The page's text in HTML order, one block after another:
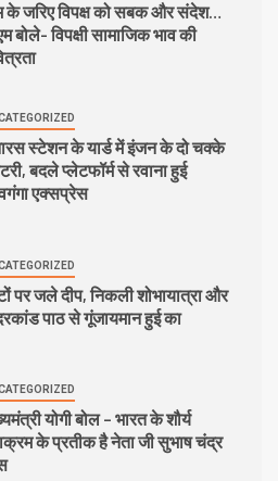
के जरिए विपक्ष को सबक और संदेश…
बोले- विपक्षी सामाजिक भाव की
स्टेशन के यार्ड में इंजन के दो चक्के
बदले प्लेटफॉर्म से रवाना हुई
एक्सप्रेस
पर जले दीप, निकली शोभायात्रा और
पाठ से गूंजायमान हुई का
योगी बोल – भारत के शौर्य
के प्रतीक है नेता जी सुभाष चंद्र